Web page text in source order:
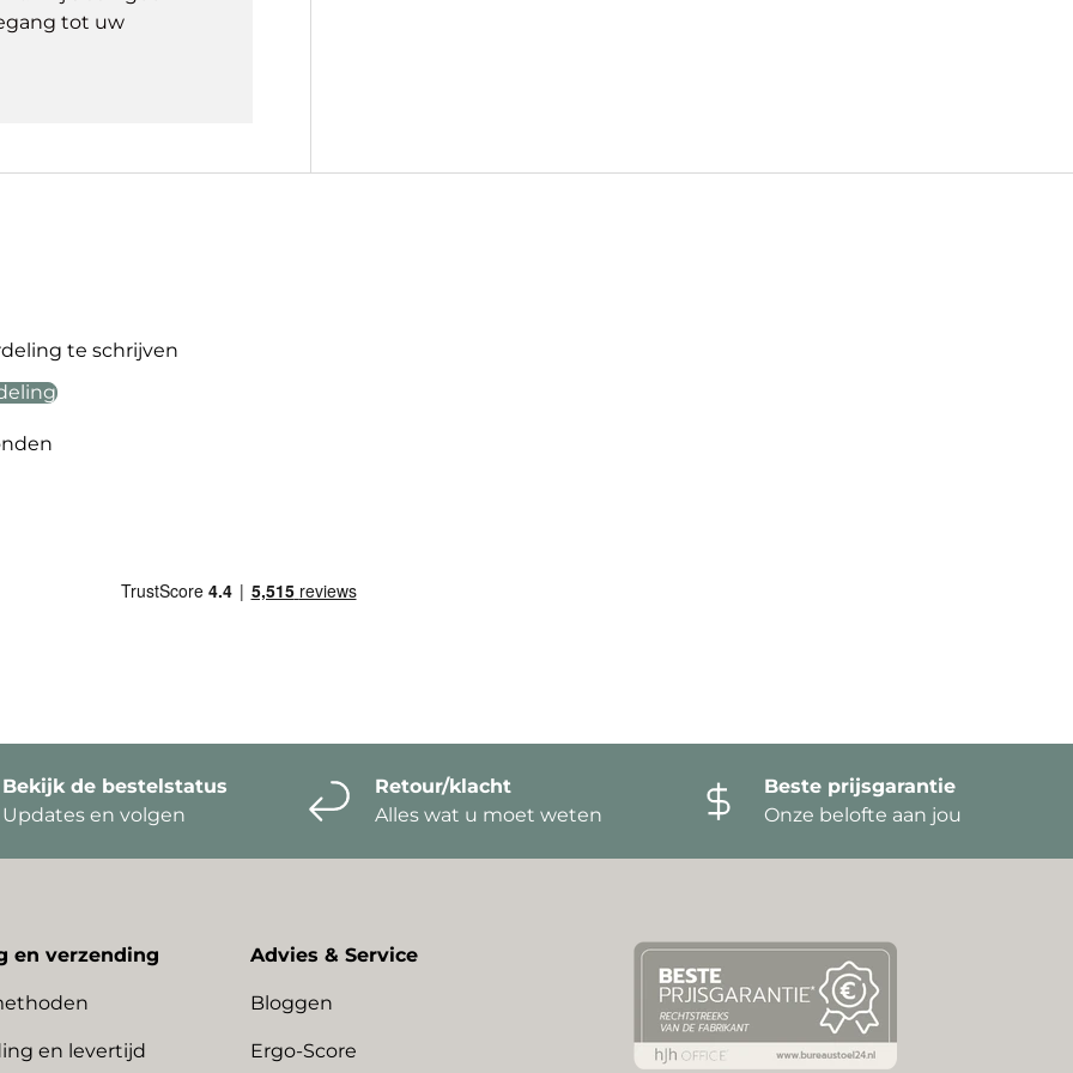
tot uw
te schrijven
Bekijk de bestelstatus
Updates en volgen
Retour/klacht
Alles wat u moet weten
Beste prijsgarantie
Onze belofte aan jou
en verzending
en levertijd
Advies & Service
Bloggen
Ergo-Score